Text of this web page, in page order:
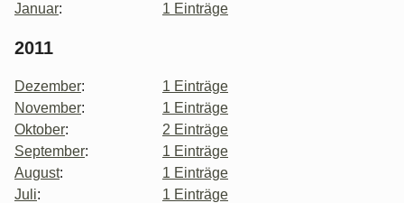
Januar: 1 Einträge
2011
Dezember:
1 Einträge
November:
1 Einträge
Oktober:
2 Einträge
September:
1 Einträge
August:
1 Einträge
Juli:
1 Einträge